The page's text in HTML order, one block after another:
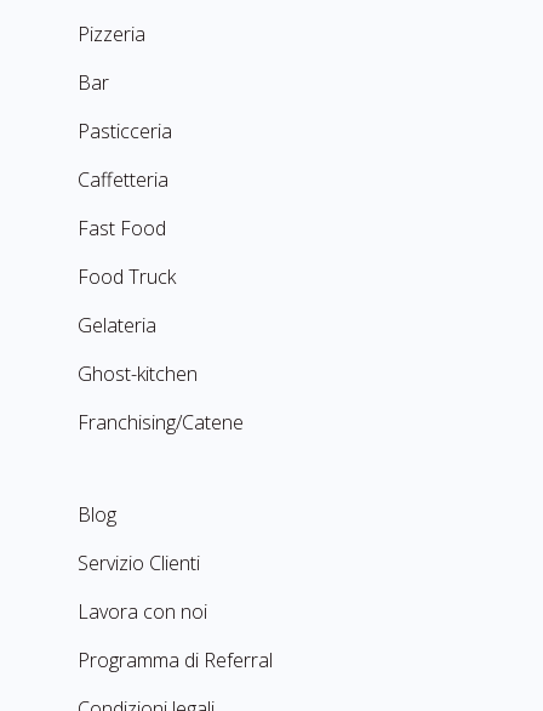
Pizzeria
Bar
Pasticceria
Caffetteria
Fast Food
Food Truck
Gelateria
Ghost-kitchen
Franchising/Catene
Blog
Servizio Clienti
Lavora con noi
Programma di Referral